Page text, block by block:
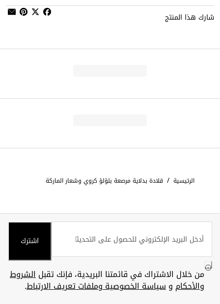
شارك هذا المنتج
الرئيسية / قلادة بدلاية مرصعة بلؤلؤ كروي وشعار الماركة
اشترك
من خلال الاشتراك في قائمتنا البريدية، فإنك تقبلالشروط
والأحكام وسياسة الخصوصية وملفات تعريف الارتباط.